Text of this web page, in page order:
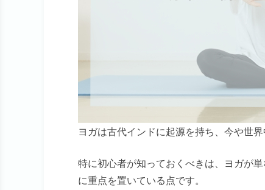
ヨガは古代インドに起源を持ち、今や世
特に初心者が知っておくべきは、ヨガが
に重点を置いている点です。